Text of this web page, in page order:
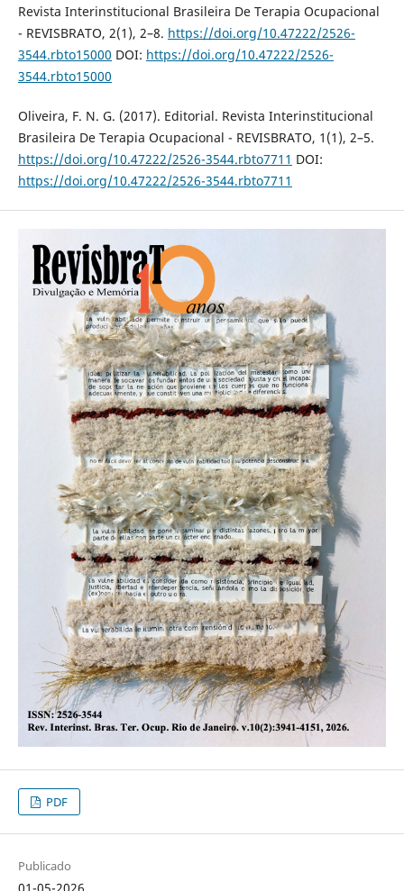
Revista Interinstitucional Brasileira De Terapia Ocupacional
- REVISBRATO, 2(1), 2–8. https://doi.org/10.47222/2526-
3544.rbto15000 DOI: https://doi.org/10.47222/2526-
3544.rbto15000
Oliveira, F. N. G. (2017). Editorial. Revista Interinstitucional
Brasileira De Terapia Ocupacional - REVISBRATO, 1(1), 2–5.
https://doi.org/10.47222/2526-3544.rbto7711 DOI:
https://doi.org/10.47222/2526-3544.rbto7711
PDF
Publicado